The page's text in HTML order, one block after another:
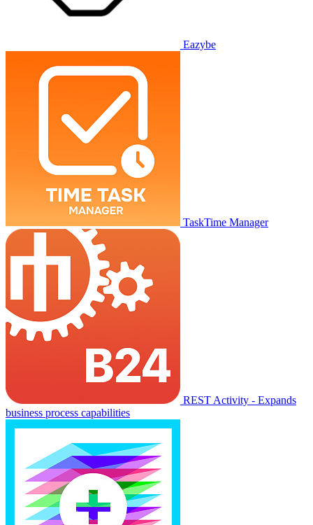
Eazybe
TaskTime Manager
REST Activity - Expands
business process capabilities